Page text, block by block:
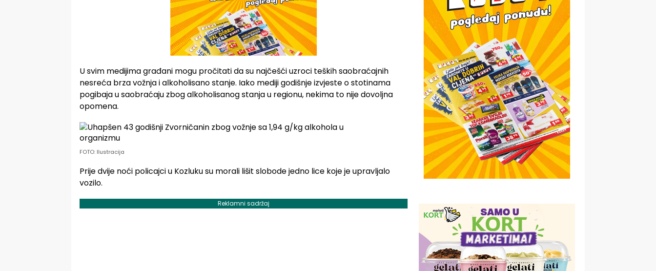
U svim medijima građani mogu pročitati da su najčešći uzroci teških saobraćajnih
nesreća brza vožnja i alkoholisano stanje. Iako mediji godišnje izvjeste o stotinama
pogibaja u saobraćaju zbog alkoholisanog stanja u regionu, nekima to nije dovoljna
opomena.
FOTO: Ilustracija
Prije dvije noći policajci u Kozluku su morali lišit slobode jedno lice koje je upravljalo
vozilo.
Reklamni sadržaj